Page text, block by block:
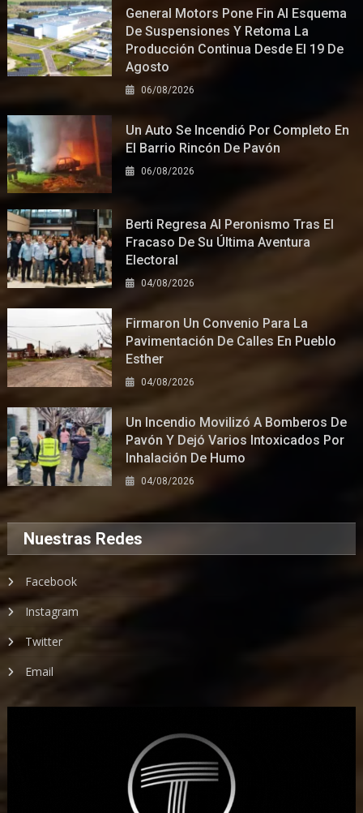
General Motors Pone Fin Al Esquema
De Suspensiones Y Retoma La
Producción Continua Desde El 19 De
Agosto
06/08/2026
Un Auto Se Incendió Por Completo En
El Barrio Rincón De Pavón
06/08/2026
Berti Regresa Al Peronismo Tras El
Fracaso De Su Última Aventura
Electoral
04/08/2026
Firmaron Un Convenio Para La
Pavimentación De Calles En Pueblo
Esther
04/08/2026
Un Incendio Movilizó A Bomberos De
Pavón Y Dejó Varios Intoxicados Por
Inhalación De Humo
04/08/2026
Nuestras Redes
Facebook
Instagram
Twitter
Email